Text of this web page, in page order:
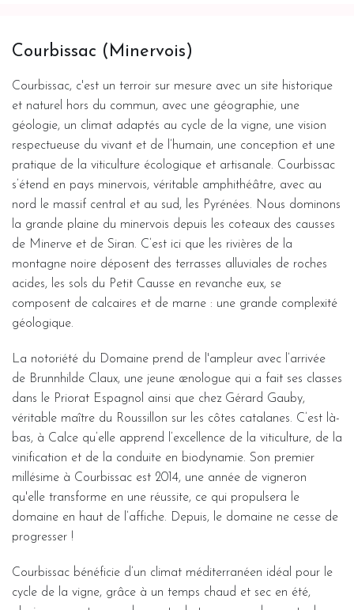
Courbissac (Minervois)
Courbissac, c'est un terroir sur mesure avec un site historique
et naturel hors du commun, avec une géographie, une
géologie, un climat adaptés au cycle de la vigne, une vision
respectueuse du vivant et de l’humain, une conception et une
pratique de la viticulture écologique et artisanale. Courbissac
s’étend en pays minervois, véritable amphithéâtre, avec au
nord le massif central et au sud, les Pyrénées. Nous dominons
la grande plaine du minervois depuis les coteaux des causses
de Minerve et de Siran. C’est ici que les rivières de la
montagne noire déposent des terrasses alluviales de roches
acides, les sols du Petit Causse en revanche eux, se
composent de calcaires et de marne : une grande complexité
géologique.
La notoriété du Domaine prend de l'ampleur avec l’arrivée
de Brunnhilde Claux, une jeune œnologue qui a fait ses classes
dans le Priorat Espagnol ainsi que chez Gérard Gauby,
véritable maître du Roussillon sur les côtes catalanes. C’est là-
bas, à Calce qu’elle apprend l’excellence de la viticulture, de la
vinification et de la conduite en biodynamie. Son premier
millésime à Courbissac est 2014, une année de vigneron
qu'elle transforme en une réussite, ce qui propulsera le
domaine en haut de l’affiche. Depuis, le domaine ne cesse de
progresser !
Courbissac bénéficie d’un climat méditerranéen idéal pour le
cycle de la vigne, grâce à un temps chaud et sec en été,